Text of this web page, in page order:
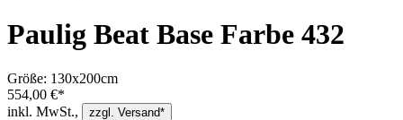
Paulig Beat Base Farbe 432
Größe: 130x200cm
554,00 €*
inkl. MwSt.,
zzgl. Versand*